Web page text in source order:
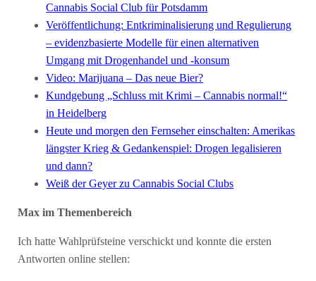
Cannabis Social Club für Potsdamm
Veröffentlichung: Entkriminalisierung und Regulierung
– evidenzbasierte Modelle für einen alternativen
Umgang mit Drogenhandel und -konsum
Video: Marijuana – Das neue Bier?
Kundgebung „Schluss mit Krimi – Cannabis normal!“
in Heidelberg
Heute und morgen den Fernseher einschalten: Amerikas
längster Krieg & Gedankenspiel: Drogen legalisieren
und dann?
Weiß der Geyer zu Cannabis Social Clubs
Max im Themenbereich
Ich hatte Wahlprüfsteine verschickt und konnte die ersten
Antworten online stellen: